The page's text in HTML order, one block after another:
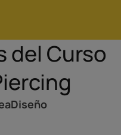
del Curso